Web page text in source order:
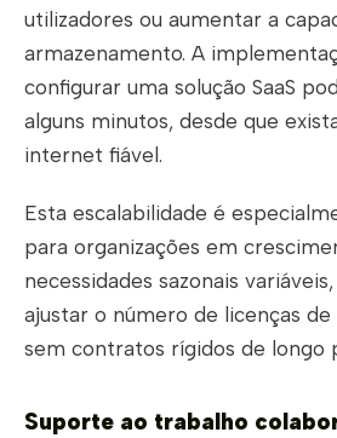
utilizadores ou aumentar a
armazenamento. A
configurar uma solução SaaS
alguns minutos, desde que
internet fiável.
Esta escalabilidade é
para organizações em
necessidades sazonais
ajustar o número de licenças
sem contratos rígidos de longo
Suporte ao trabalho